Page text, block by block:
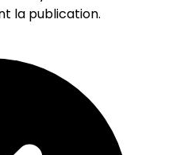
la publication.